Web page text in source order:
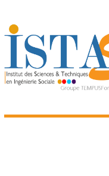
au
contenu